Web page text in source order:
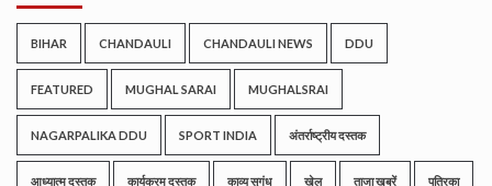
BIHAR CHANDAULI CHANDAULI NEWS DDU
FEATURED MUGHAL SARAI MUGHALSRAI
NAGARPALIKA DDU SPORT INDIA अंतर्राष्ट्रीय दस्तक
आध्यात्म दस्तक कार्यक्रम दस्तक काव्य सुगंध खेल ताजा खबरें पत्रिका